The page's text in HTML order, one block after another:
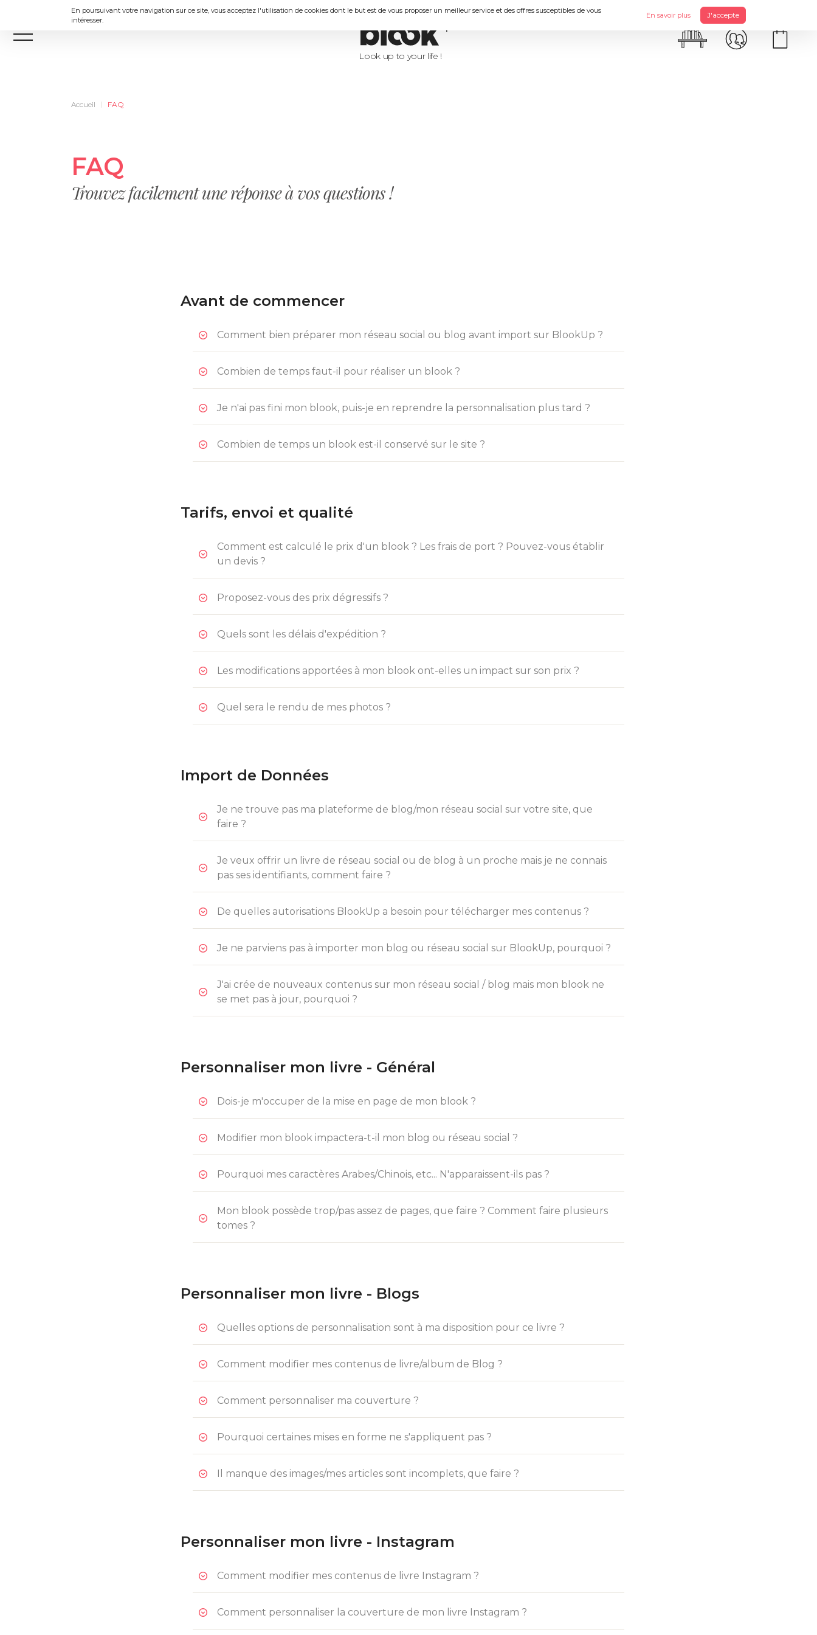
En poursuivant votre navigation sur ce site, vous acceptez l'utilisation de cookies dont le but est de vous proposer un meilleur service et des offres susceptibles de vous
intéresser.
En savoir plus J'accepte
Menu
Look up to your life !
Accueil FAQ
FAQ
Trouvez facilement une réponse à vos questions !
Avant de commencer
Comment bien préparer mon réseau social ou blog avant import sur BlookUp ?
Combien de temps faut-il pour réaliser un blook ?
Je n'ai pas fini mon blook, puis-je en reprendre la personnalisation plus tard ?
Combien de temps un blook est-il conservé sur le site ?
Tarifs, envoi et qualité
Comment est calculé le prix d'un blook ? Les frais de port ? Pouvez-vous établir
un devis ?
Proposez-vous des prix dégressifs ?
Quels sont les délais d'expédition ?
Les modifications apportées à mon blook ont-elles un impact sur son prix ?
Quel sera le rendu de mes photos ?
Import de Données
Je ne trouve pas ma plateforme de blog/mon réseau social sur votre site, que
faire ?
Je veux offrir un livre de réseau social ou de blog à un proche mais je ne connais
pas ses identifiants, comment faire ?
De quelles autorisations BlookUp a besoin pour télécharger mes contenus ?
Je ne parviens pas à importer mon blog ou réseau social sur BlookUp, pourquoi ?
J'ai crée de nouveaux contenus sur mon réseau social / blog mais mon blook ne
se met pas à jour, pourquoi ?
Personnaliser mon livre - Général
Dois-je m'occuper de la mise en page de mon blook ?
Modifier mon blook impactera-t-il mon blog ou réseau social ?
Pourquoi mes caractères Arabes/Chinois, etc... N'apparaissent-ils pas ?
Mon blook possède trop/pas assez de pages, que faire ? Comment faire plusieurs
tomes ?
Personnaliser mon livre - Blogs
Quelles options de personnalisation sont à ma disposition pour ce livre ?
Comment modifier mes contenus de livre/album de Blog ?
Comment personnaliser ma couverture ?
Pourquoi certaines mises en forme ne s'appliquent pas ?
Il manque des images/mes articles sont incomplets, que faire ?
Personnaliser mon livre - Instagram
Comment modifier mes contenus de livre Instagram ?
Comment personnaliser la couverture de mon livre Instagram ?